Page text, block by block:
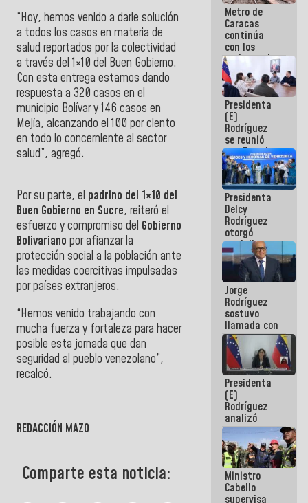
“Hoy, hemos venido a darle solución
a todos los casos en materia de
salud reportados por la colectividad
a través del 1×10 del Buen Gobierno.
Con esta entrega estamos dando
respuesta a 320 casos en el
municipio Bolívar y 146 casos en
Mejía, alcanzando el 100 por ciento
en todo lo concerniente al sector
salud”, agregó.
Por su parte, el padrino del 1×10 del
Buen Gobierno en Sucre, reiteró el
esfuerzo y compromiso del Gobierno
Bolivariano por afianzar la
protección social a la población ante
las medidas coercitivas impulsadas
por países extranjeros.
“Hemos venido trabajando con
mucha fuerza y fortaleza para hacer
posible esta jornada que dan
seguridad al pueblo venezolano”,
recalcó.
REDACCIÓN MAZO
Comparte esta noticia:
Metro de
Caracas
continúa
con los
trabajos de
mantenimiento
e inspección
en la Línea 2
Presidenta
(E)
Rodríguez
se reunió
con Estado
Mayor
Eléctrico
para
abordar
planes de
acción
Presidenta
Delcy
Rodríguez
otorgó
medalla
"Héroe de
Venezuela"
a servidores
públicos
Jorge
Rodríguez
sostuvo
llamada con
Dinorah
Figuera y
acuerdan
primer
encuentro
presencial
para el
diálogo
Presidenta
(E)
Rodríguez
analizó
junto a
gobernadores
planes de
recuperación
del Sistema
Eléctrico
Ministro
Cabello
supervisa